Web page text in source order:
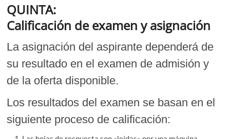
QUINTA:
Calificación de examen y asignación
La asignación del aspirante dependerá de
su resultado en el examen de admisión y
de la oferta disponible.
Los resultados del examen se basan en el
siguiente proceso de calificación: